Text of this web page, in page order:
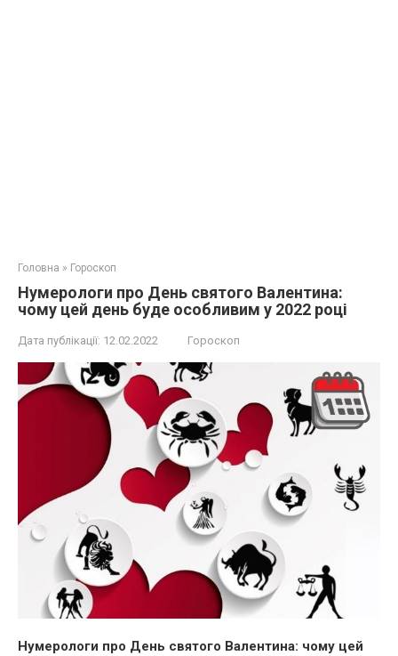
Головна » Гороскоп
Нумерологи про День святого Валентина:
чому цей день буде особливим у 2022 році
Дата публікації: 12.02.2022 Гороскоп
Нумерологи про День святого Валентина: чому цей